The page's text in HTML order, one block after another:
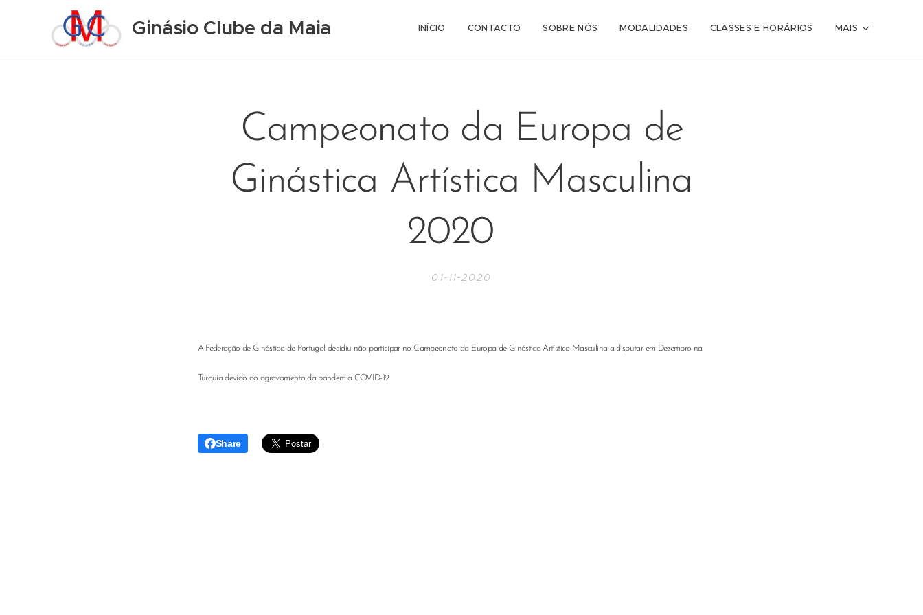
Ginásio Clube da Maia INÍCIO CONTACTO SOBRE NÓS MODALIDADES CLASSES E HORÁRIOS MAIS
Campeonato da Europa de
Ginástica Artística Masculina
2020
01-11-2020
A Federação de Ginástica de Portugal decidiu não participar no Campeonato da Europa de Ginástica Artística Masculina a disputar em Dezembro na
Turquia devido ao agravamento da pandemia COVID-19.
Share